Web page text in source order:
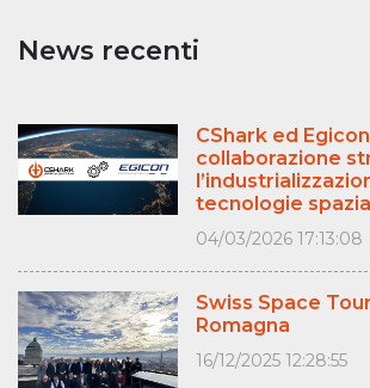
News recenti
CShark ed
collaborazione
tecnologie
04/03/2026 17:13:08
Swiss Space
Romagna
16/12/2025 12:28:55